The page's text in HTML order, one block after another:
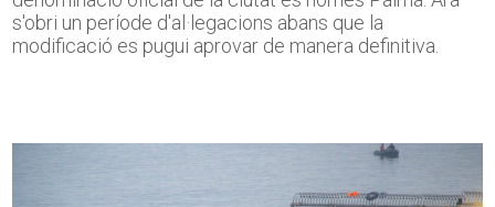
s'obri un període d'al·legacions abans que la
modificació es pugui aprovar de manera definitiva.